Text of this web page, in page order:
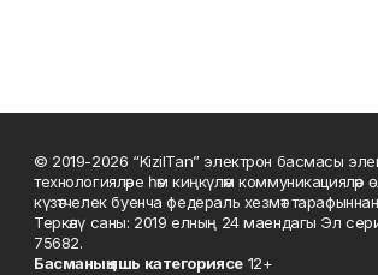
© 2019-2026 “KizilTan” электрон басмасы
технологияләре һәм киңкүләм коммуникацияләр
күзәтчелек буенча федераль хезмәт тарафыннан
Теркәлү саны: 2019 елның 24 маендагы Эл
75682.
Басманың яшь категориясе12+